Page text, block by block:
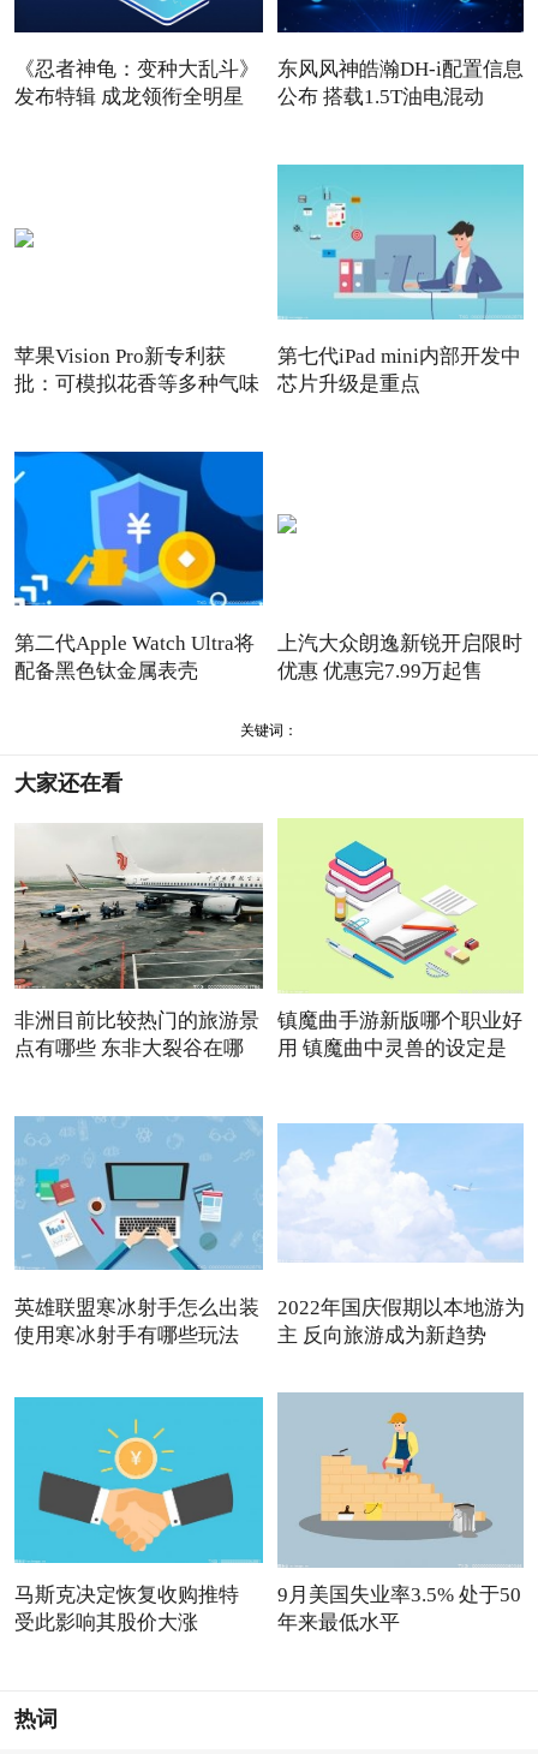
《忍者神龟：变种大乱斗》
发布特辑 成龙领衔全明星
东风风神皓瀚DH-i配置信息
公布 搭载1.5T油电混动
苹果Vision Pro新专利获
批：可模拟花香等多种气味
第七代iPad mini内部开发中
芯片升级是重点
第二代Apple Watch Ultra将
配备黑色钛金属表壳
上汽大众朗逸新锐开启限时
优惠 优惠完7.99万起售
关键词：
大家还在看
非洲目前比较热门的旅游景
点有哪些 东非大裂谷在哪
镇魔曲手游新版哪个职业好
用 镇魔曲中灵兽的设定是
英雄联盟寒冰射手怎么出装
使用寒冰射手有哪些玩法
2022年国庆假期以本地游为
主 反向旅游成为新趋势
马斯克决定恢复收购推特
受此影响其股价大涨
9月美国失业率3.5% 处于50
年来最低水平
热词